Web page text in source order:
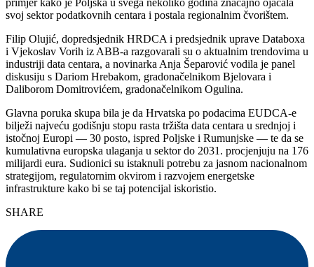
svoj sektor podatkovnih centara i postala regionalnim čvorištem.
Filip Olujić, dopredsjednik HRDCA i predsjednik uprave Databoxa
i Vjekoslav Vorih iz ABB-a razgovarali su o aktualnim trendovima u
industriji data centara, a novinarka Anja Šeparović vodila je panel
diskusiju s Dariom Hrebakom, gradonačelnikom Bjelovara i
Daliborom Domitrovićem, gradonačelnikom Ogulina.
Glavna poruka skupa bila je da Hrvatska po podacima EUDCA-e
bilježi najveću godišnju stopu rasta tržišta data centara u srednjoj i
istočnoj Europi — 30 posto, ispred Poljske i Rumunjske — te da se
kumulativna europska ulaganja u sektor do 2031. procjenjuju na 176
milijardi eura. Sudionici su istaknuli potrebu za jasnom nacionalnom
strategijom, regulatornim okvirom i razvojem energetske
infrastrukture kako bi se taj potencijal iskoristio.
SHARE